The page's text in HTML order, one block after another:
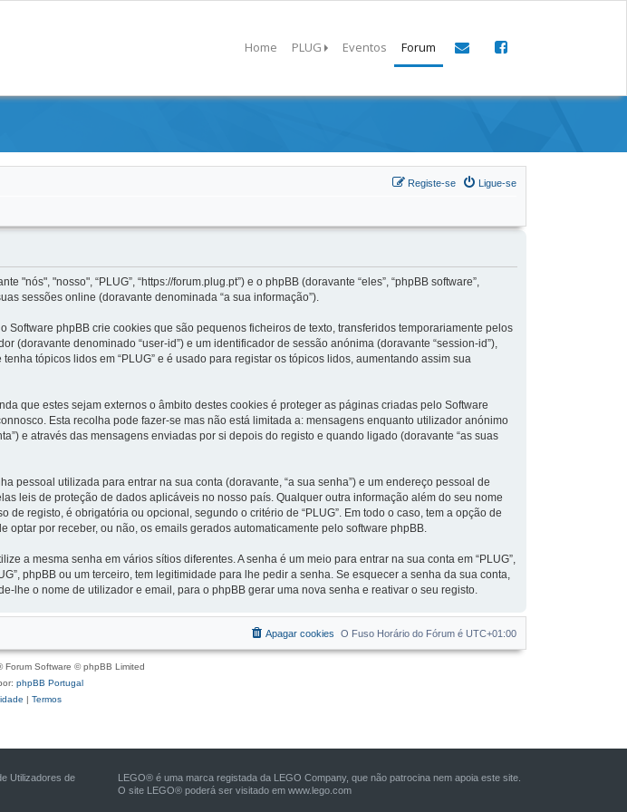
Home PLUG Eventos Forum
Ligue-se
Registe-se
"nosso", “PLUG”, “https://forum.plug.pt”) e o phpBB (doravante “eles”, “phpBB software”,
sessões online (doravante denominada “a sua informação”).
Software phpBB crie cookies que são pequenos ficheiros de texto, transferidos temporariamente pelos
denominado “user-id”) e um identificador de sessão anónima (doravante “session-id”),
tópicos lidos em “PLUG” e é usado para registar os tópicos lidos, aumentando assim sua
que estes sejam externos o âmbito destes cookies é proteger as páginas criadas pelo Software
Esta recolha pode fazer-se mas não está limitada a: mensagens enquanto utilizador anónimo
e através das mensagens enviadas por si depois do registo e quando ligado (doravante “as suas
pessoal utilizada para entrar na sua conta (doravante, “a sua senha”) e um endereço pessoal de
leis de proteção de dados aplicáveis no nosso país. Qualquer outra informação além do seu nome
registo, é obrigatória ou opcional, segundo o critério de “PLUG”. Em todo o caso, tem a opção de
por receber, ou não, os emails gerados automaticamente pelo software phpBB.
a mesma senha em vários sítios diferentes. A senha é um meio para entrar na sua conta em “PLUG”,
phpBB ou um terceiro, tem legitimidade para lhe pedir a senha. Se esquecer a senha da sua conta,
lhe o nome de utilizador e email, para o phpBB gerar uma nova senha e reativar o seu registo.
O Fuso Horário do Fórum é UTC+01:00
Apagar cookies
Forum Software © phpBB Limited
phpBB Portugal
| Termos
Utilizadores de
LEGO® é uma marca registada da LEGO Company, que não patrocina nem apoia este site.
O site LEGO® poderá ser visitado em www.lego.com